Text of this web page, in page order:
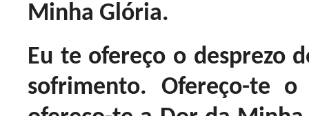
Minha Glória.
Eu te ofereço o desprezo
sofrimento. Ofereço-te